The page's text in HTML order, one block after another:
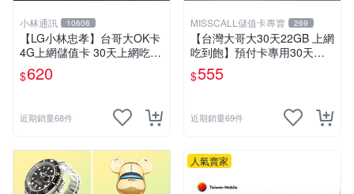
小林通訊 10606
【LG小林忠孝】台哥大OK卡
4G上網儲值卡 30天上網吃到
飽 (45GB後降速至5MB)
$620
近期銷量68件
MISSCALL儲值卡專賣 269
【台灣大哥大30天22GB 上網
吃到飽】預付卡專用30天上
網補充卡/儲值卡．Internet O
K 台哥大．OK499⚡MissCall
$555
近期銷量69件
人氣賣家